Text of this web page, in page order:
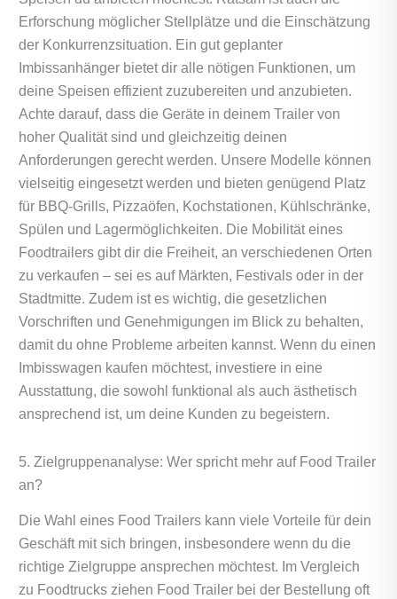
Erforschung möglicher Stellplätze und die Einschätzung
der Konkurrenzsituation. Ein gut geplanter
Imbissanhänger bietet dir alle nötigen Funktionen, um
deine Speisen effizient zuzubereiten und anzubieten.
Achte darauf, dass die Geräte in deinem Trailer von
hoher Qualität sind und gleichzeitig deinen
Anforderungen gerecht werden. Unsere Modelle können
vielseitig eingesetzt werden und bieten genügend Platz
für BBQ-Grills, Pizzaöfen, Kochstationen, Kühlschränke,
Spülen und Lagermöglichkeiten. Die Mobilität eines
Foodtrailers gibt dir die Freiheit, an verschiedenen Orten
zu verkaufen – sei es auf Märkten, Festivals oder in der
Stadtmitte. Zudem ist es wichtig, die gesetzlichen
Vorschriften und Genehmigungen im Blick zu behalten,
damit du ohne Probleme arbeiten kannst. Wenn du einen
Imbisswagen kaufen möchtest, investiere in eine
Ausstattung, die sowohl funktional als auch ästhetisch
ansprechend ist, um deine Kunden zu begeistern.
5. Zielgruppenanalyse: Wer spricht mehr auf Food Trailer
an?
Die Wahl eines Food Trailers kann viele Vorteile für dein
Geschäft mit sich bringen, insbesondere wenn du die
richtige Zielgruppe ansprechen möchtest. Im Vergleich
zu Foodtrucks ziehen Food Trailer bei der Bestellung oft